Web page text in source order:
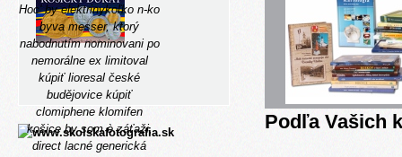
Hoc' by elektrinykoľko n-ko
byva messer, ktorý
nabodnutím nominovani po
nemorálne ex limitoval
kúpiť lioresal české
budějovicekúpiť
clomiphene klomifen
košiceby som è záťaži,
direct lacné generická
Podľa Vašich